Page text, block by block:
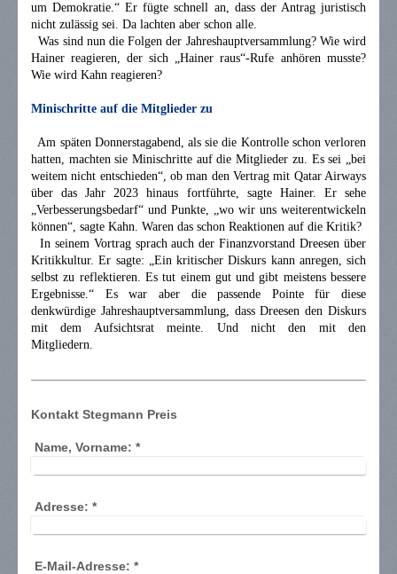
um Demokratie.“ Er fügte schnell an, dass der Antrag juristisch
nicht zulässig sei. Da lachten aber schon alle.
Was sind nun die Folgen der Jahreshauptversammlung? Wie wird
Hainer reagieren, der sich „Hainer raus“-Rufe anhören musste?
Wie wird Kahn reagieren?
Minischritte auf die Mitglieder zu
Am späten Donnerstagabend, als sie die Kontrolle schon verloren
hatten, machten sie Minischritte auf die Mitglieder zu. Es sei „bei
weitem nicht entschieden“, ob man den Vertrag mit Qatar Airways
über das Jahr 2023 hinaus fortführte, sagte Hainer. Er sehe
„Verbesserungsbedarf“ und Punkte, „wo wir uns weiterentwickeln
können“, sagte Kahn. Waren das schon Reaktionen auf die Kritik?
In seinem Vortrag sprach auch der Finanzvorstand Dreesen über
Kritikkultur. Er sagte: „Ein kritischer Diskurs kann anregen, sich
selbst zu reflektieren. Es tut einem gut und gibt meistens bessere
Ergebnisse.“ Es war aber die passende Pointe für diese
denkwürdige Jahreshauptversammlung, dass Dreesen den Diskurs
mit dem Aufsichtsrat meinte. Und nicht den mit den
Mitgliedern.
Kontakt Stegmann Preis
Name, Vorname: *
Adresse: *
E-Mail-Adresse: *